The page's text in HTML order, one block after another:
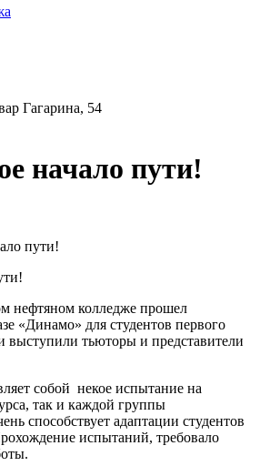
Гагарина, 54
начало пути!
пути!
нефтяном колледже прошел
«Динамо» для студентов первого
выступили тьюторы и представители
собой некое испытание на
так и каждой группы
способствует адаптации студентов
испытаний, требовало